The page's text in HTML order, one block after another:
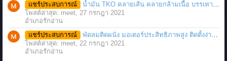
แชร์ประสบการณ์
น้ำมัน TKO คลายเส้น คลายกล้ามเนื้อ บรรเทาอาการบาดเจ็บโดยฉับพลัน
โพสต์ล่าสุด: meet, 27 กรกฎา 2021
อำเภอรักอ่าน
แชร์ประสบการณ์
พัดลมติดผนัง มอเตอร์ประสิทธิภาพสูง ติดตั้งง่าย ประหยัดพื้นที่
โพสต์ล่าสุด: meet, 22 กรกฎา 2021
อำเภอรักอ่าน